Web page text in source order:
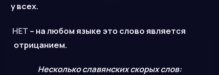
у всех.
НЕТ – на любом языке это слово является
отрицанием.
Несколько славянских скорых слов: